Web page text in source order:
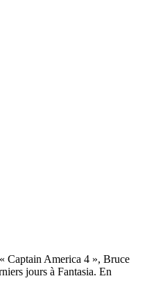
Captain America 4 », Bruce
jours à Fantasia. En